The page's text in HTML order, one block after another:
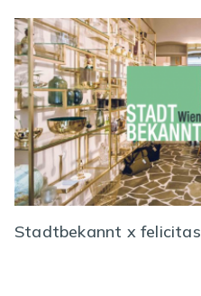
Stadtbekannt x felicitas